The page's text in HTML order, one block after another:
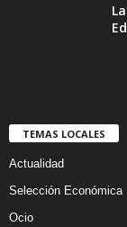
TEMAS LOCALES
Actualidad
Selección Económica
Ocio